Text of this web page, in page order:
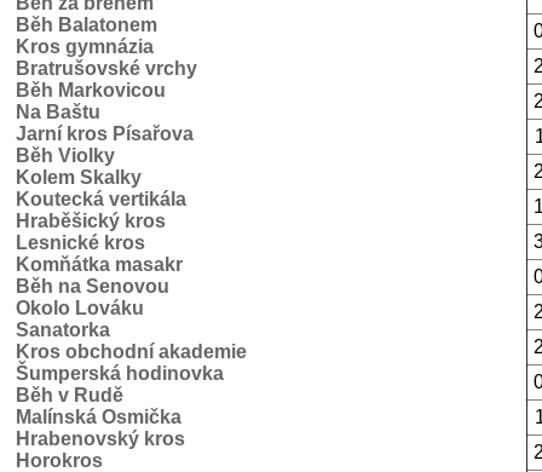
Běh Balatonem
Kros gymnázia
Bratrušovské vrchy
Běh Markovicou
Na Baštu
Jarní kros Písařova
Běh Violky
Kolem Skalky
Koutecká vertikála
Hraběšický kros
Lesnické kros
Komňátka masakr
Běh na Senovou
Okolo Lováku
Sanatorka
Kros obchodní akademie
Šumperská hodinovka
Běh v Rudě
Malínská Osmička
Hrabenovský kros
Horokros